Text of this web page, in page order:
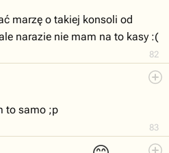
82
marzę o takiej konsoli od
narazie nie mam na to kasy :(
83
to samo ;p